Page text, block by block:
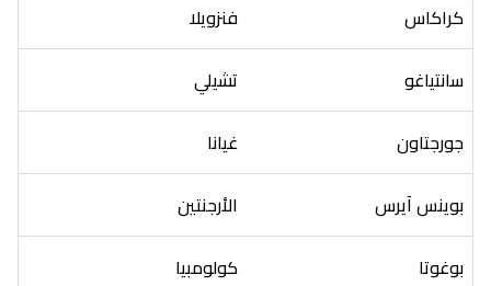
كراكاس
فنزويلا
سانتياغو
تشيلي
جورجتاون
غيانا
بوينس آيرس
الأرجنتين
بوغوتا
كولومبيا